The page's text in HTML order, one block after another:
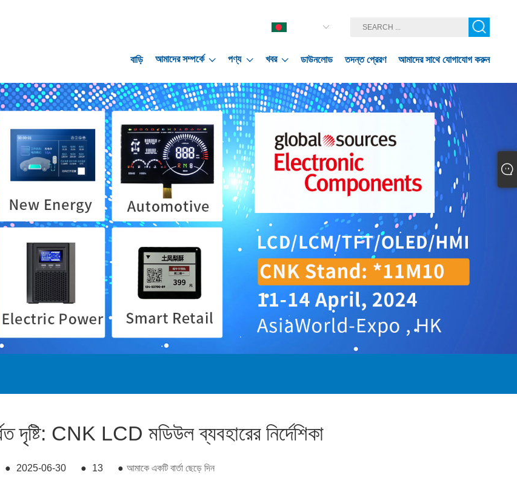
বাড়ি আমাদের সম্পর্কে পণ্য খবর ডাউনলোড তদন্ত প্রেরণ আমাদের সাথে যোগাযোগ করুন
দৃষ্টি: CNK LCD মডিউল ব্যবহারের নির্দেশিকা
● 2025-06-30 ● 13 ● আমাকে একটি বার্তা ছেড়ে দিন